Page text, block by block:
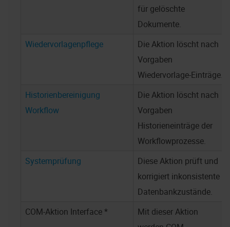
für gelöschte
Dokumente.
Wiedervorlagenpflege
Die Aktion löscht nach
Vorgaben
Wiedervorlage-Einträge.
Historienbereinigung
Workflow
Die Aktion löscht nach
Vorgaben
Historieneinträge der
Workflowprozesse.
Systemprüfung
Diese Aktion prüft und
korrigiert inkonsistente
Datenbankzustände.
COM-Aktion Interface *
Mit dieser Aktion